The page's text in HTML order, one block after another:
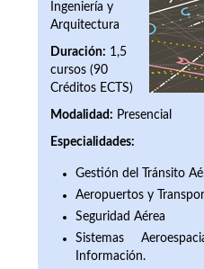
Ingeniería y
Arquitectura
Duración: 1,5
cursos (90
Créditos ECTS)
Modalidad: Presencial
Especialidades:
Gestión del Tránsito
Aeropuertos y
Seguridad Aérea
Sistemas
Información.